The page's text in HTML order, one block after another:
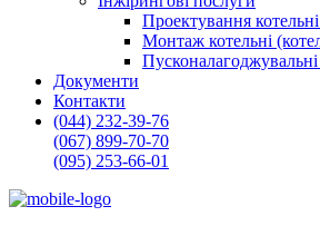
Проектування котельні
Монтаж котельні
Документи
Контакти
(044) 232-39-76
(067) 899-70-70
(095) 253-66-01